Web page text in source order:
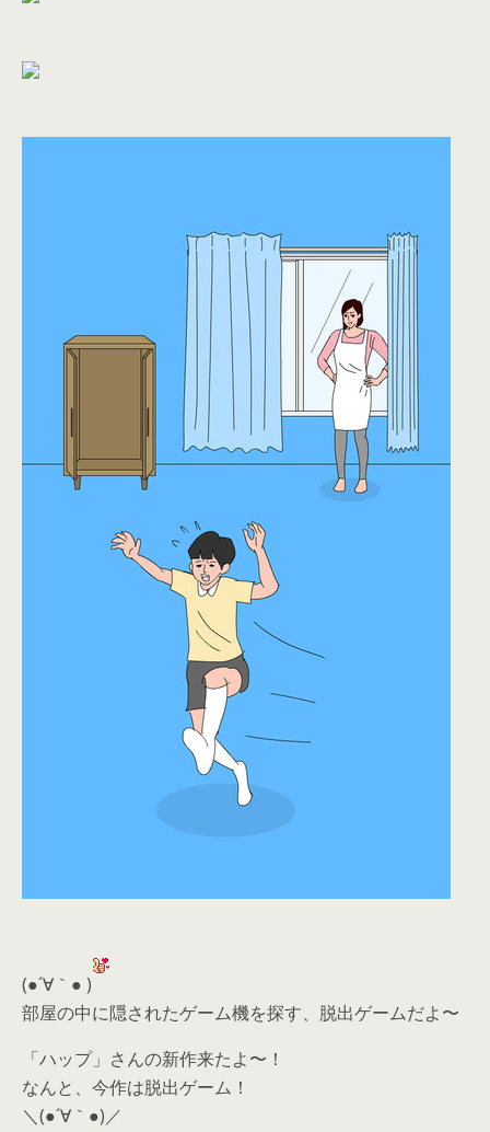
(●´∀｀● )
部屋の中に隠されたゲーム機を探す、脱出ゲームだよ〜
「ハップ」さんの新作来たよ〜！
なんと、今作は脱出ゲーム！
＼(●´∀｀●)／